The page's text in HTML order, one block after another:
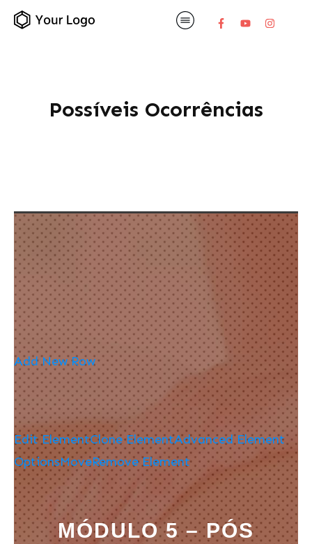
Possíveis Ocorrências
Add New Row
Edit ElementClone ElementAdvanced Element
OptionsMoveRemove Element
MÓDULO 5 – PÓS